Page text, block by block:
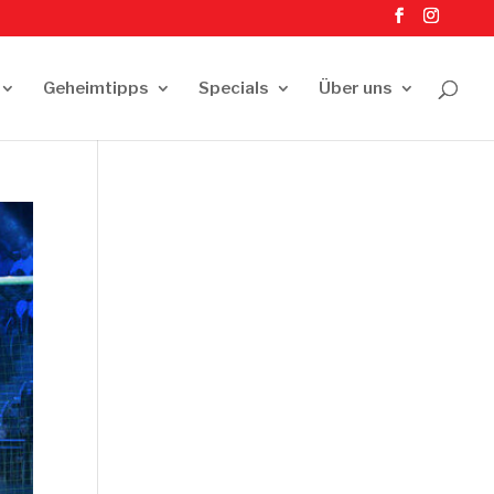
Geheimtipps Specials Über uns